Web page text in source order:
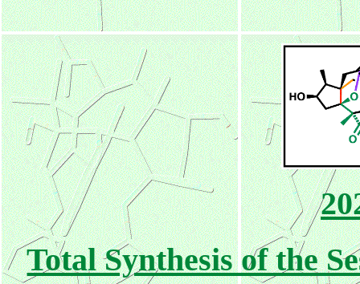
Total Synthesis of the